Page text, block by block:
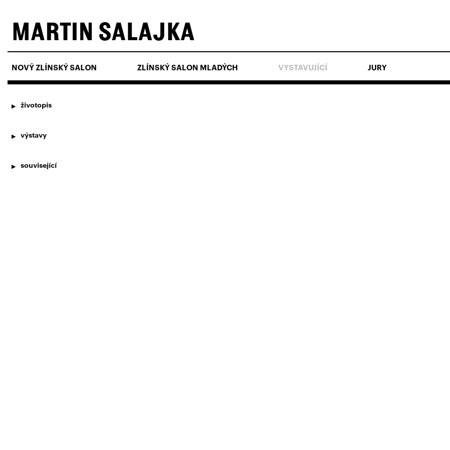
MARTIN SALAJKA
NOVÝ ZLÍNSKÝ SALON ZLÍNSKÝ SALON MLADÝCH VYSTAVUJÍCÍ JURY
životopis
výstavy
související